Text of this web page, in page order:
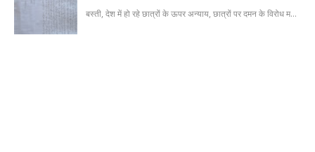
बस्ती, देश में हो रहे छात्रों के ऊपर अन्याय, छात्रों पर दमन के विरोध म…